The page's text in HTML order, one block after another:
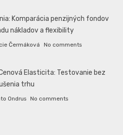
Komparácia penzijných fondov
nákladov a flexibility
Čermáková No comments
Elasticita: Testovanie bez
trhu
Ondrus No comments